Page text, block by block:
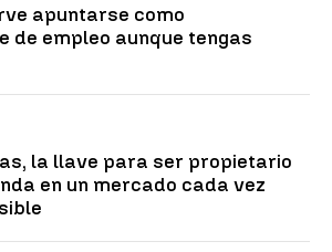
apuntarse como
de empleo aunque tengas
la llave para ser propietario
en un mercado cada vez